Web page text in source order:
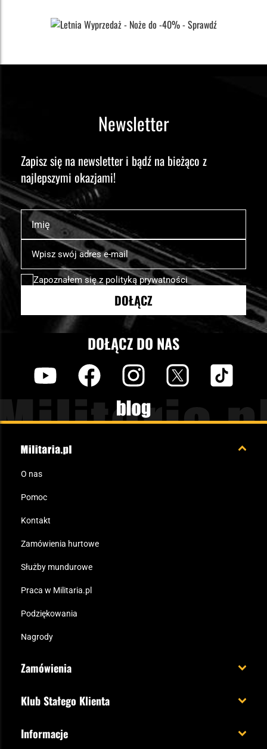
Newsletter
Zapisz się na newsletter i bądź na bieżąco z
najlepszymi okazjami!
Imię
Subskrybuj
nasz
newsletter:
Zapoznałem się z polityką prywatności
DOŁĄCZ
DOŁĄCZ DO NAS
Blog
O nas
Pomoc
Kontakt
Zamówienia hurtowe
Służby mundurowe
Praca w Militaria.pl
Podziękowania
Nagrody
Zamówienia
Paczka w weekend
Klub Stałego Klienta
Informacje